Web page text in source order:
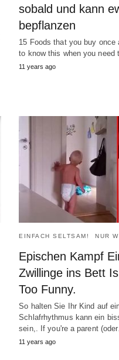
sobald und kann
bepflanzen
15 Foods that you buy once
to know this when you need
11years ago
EINFACH SELTSAM! NUR
Epischen Kampf
Zwillinge ins Bett
Too Funny.
So halten Sie Ihr Kind auf
Schlafrhythmus kann ein
sein,. If you're a parent
11years ago